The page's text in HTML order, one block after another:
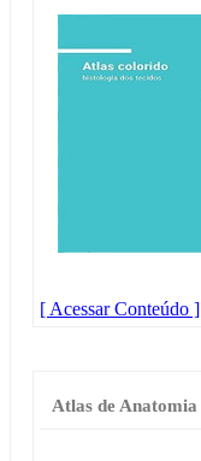
[ Acessar Conteúdo ]
Atlas de